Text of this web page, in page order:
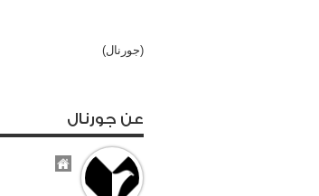
(جورنال)
عن جورنال